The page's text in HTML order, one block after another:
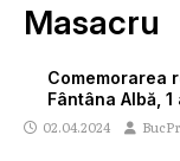
Masacru
Comemorarea
Fântâna Albă,
02.04.2024